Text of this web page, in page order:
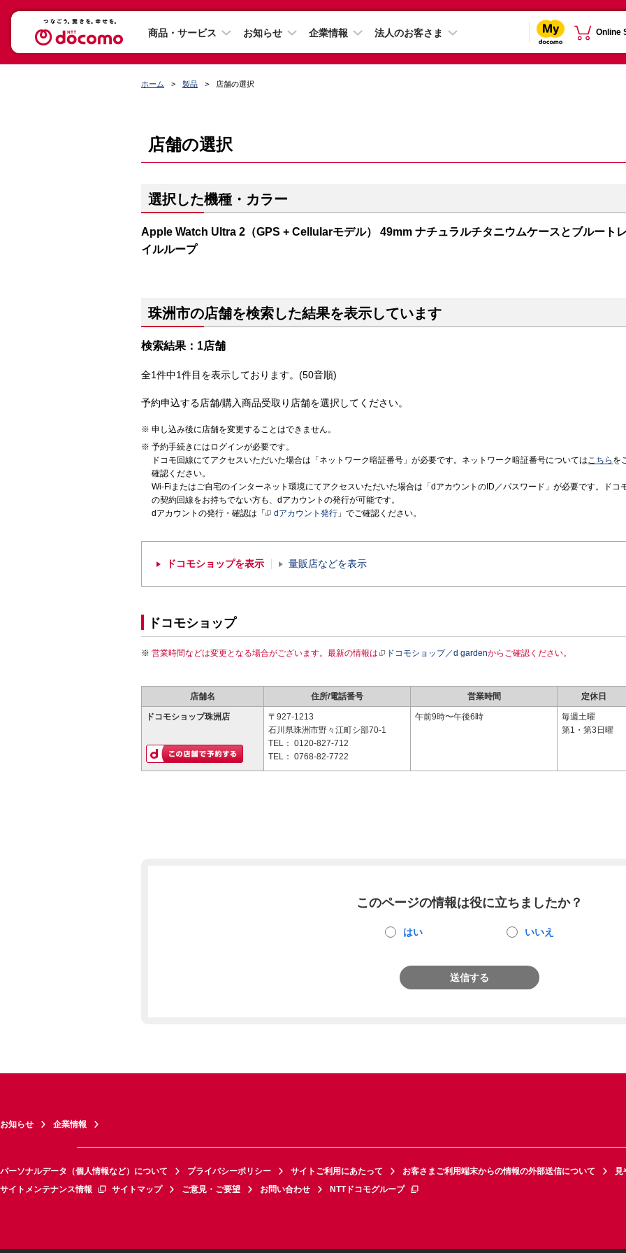
商品・サービス お知らせ 企業情報 法人のお客さま Online
ホーム 製品 店舗の選択
店舗の選択
選択した機種・カラー
Apple Watch Ultra 2（GPS + Cellularモデル） 49mm ナチュラルチタニウムケースとブルート
イルループ
珠洲市の店舗を検索した結果を表示しています
検索結果：1店舗
全1件中1件目を表示しております。(50音順)
予約申込する店舗/購入商品受取り店舗を選択してください。
申し込み後に店舗を変更することはできません。
予約手続きにはログインが必要です。
ドコモ回線にてアクセスいただいた場合は「ネットワーク暗証番号」が必要です。ネットワーク暗証番号についてはこちら を
確認ください。
Wi-Fiまたはご自宅のインターネット環境にてアクセスいただいた場合は「dアカウントのID／パスワード」が必要です。ドコ
の契約回線をお持ちでない方も、dアカウントの発行が可能です。
dアカウントの発行・確認は「
dアカウント発行 」でご確認ください。
ドコモショップを表示 量販店などを表示
ドコモショップ
営業時間などは変更となる場合がございます。最新の情報は ドコモショップ／d gardenからご確認ください。
店舗名 住所/電話番号 営業時間 定休日
ドコモショップ珠洲店
〒927-1213
石川県珠洲市野々江町シ部70-1
TEL： 0120-827-712
TEL： 0768-82-7722
午前9時〜午後6時
毎週土曜
第1・第3日曜
このページの情報は役に立ちましたか？
はい いいえ
送信する
お知らせ 企業情報
パーソナルデータ（個人情報など）について プライバシーポリシー サイトご利用にあたって お客さまご利用端末からの情報の外部送信について
見
サイトメンテナンス情報
サイトマップ ご意見・ご要望 お問い合わせ NTTドコモグループ